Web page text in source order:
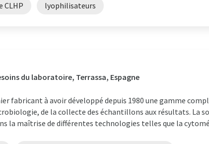
CLHP lyophilisateurs
du laboratoire, Terrassa, Espagne
fabricant à avoir développé depuis 1980 une gamme
de la collecte des échantillons aux résultats. La
la maîtrise de différentes technologies telles que la